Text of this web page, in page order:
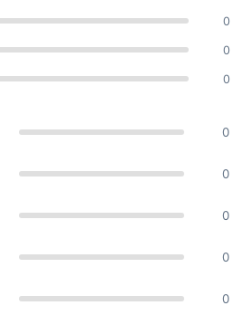
0
0
0
0
0
0
0
0